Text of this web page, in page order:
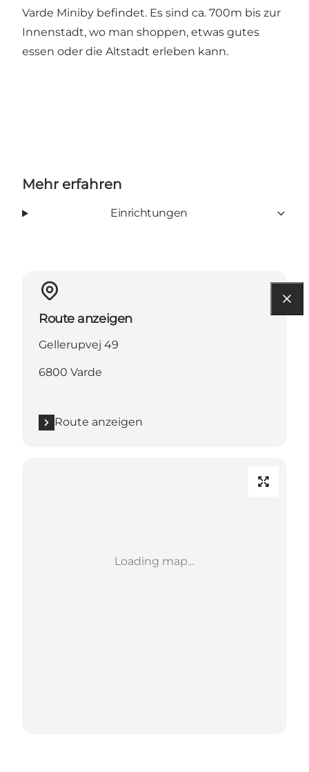
Varde Miniby befindet. Es sind ca. 700m bis zur
Innenstadt, wo man shoppen, etwas gutes
essen oder die Altstadt erleben kann.
Mehr erfahren
Einrichtungen
Route anzeigen
Gellerupvej 49
6800 Varde
Route anzeigen
Loading map...